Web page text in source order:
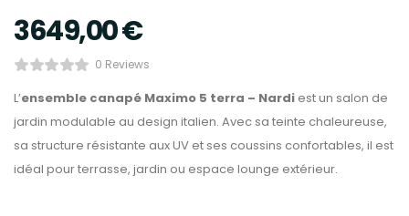
3649,00€
0 Reviews
L’ensemble canapé Maximo 5 terra – Nardi est un salon de
jardin modulable au design italien. Avec sa teinte chaleureuse,
sa structure résistante aux UV et ses coussins confortables, il est
idéal pour terrasse, jardin ou espace lounge extérieur.